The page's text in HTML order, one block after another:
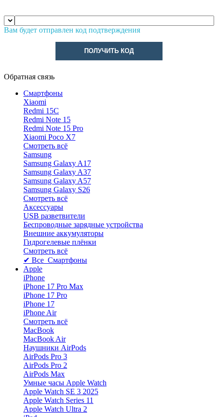
Вам будет отправлен код подтверждения
ПОЛУЧИТЬ КОД
Обратная связь
Смартфоны
Xiaomi
Redmi 15C
Redmi Note 15
Redmi Note 15 Pro
Xiaomi Poco X7
Смотреть всё
Samsung
Samsung Galaxy A17
Samsung Galaxy A37
Samsung Galaxy A57
Samsung Galaxy S26
Смотреть всё
Аксессуары
USB разветвители
Беспроводные зарядные устройства
Внешние аккумуляторы
Гидрогелевые плёнки
Смотреть всё
✔ Все Смартфоны
Apple
iPhone
iPhone 17 Pro Max
iPhone 17 Pro
iPhone 17
iPhone Air
Смотреть всё
MacBook
MacBook Air
Наушники AirPods
AirPods Pro 3
AirPods Pro 2
AirPods Max
Умные часы Apple Watch
Apple Watch SE 3 2025
Apple Watch Series 11
Apple Watch Ultra 2